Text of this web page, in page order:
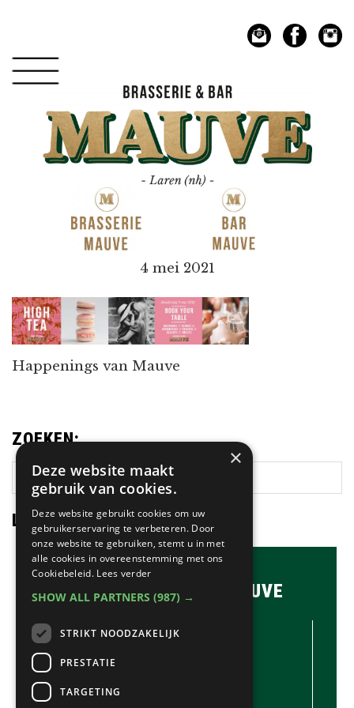
hoofdnavigatie
hoofd
inhoud
Mauve
4 mei 2021
Happenings van Mauve
ZOEKEN:
Zoek
op
deze
website
LAATSTE NIEUWS:
BRASSERIE & BAR MAUVE
CONTACTGEGEVENS //
×
Deze website maakt
gebruik van cookies.
Deze website gebruikt cookies om uw
gebruikerservaring te verbeteren. Door
onze website te gebruiken, stemt u in met
alle cookies in overeenstemming met ons
Cookiebeleid. Lees verder
SHOW ALL PARTNERS (987) →
STRIKT NOODZAKELIJK
PRESTATIE
TARGETING